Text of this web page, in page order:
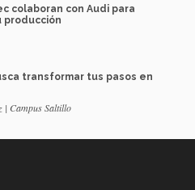
colaboran con Audi para
producción
transformar tus pasos en
| Campus Saltillo